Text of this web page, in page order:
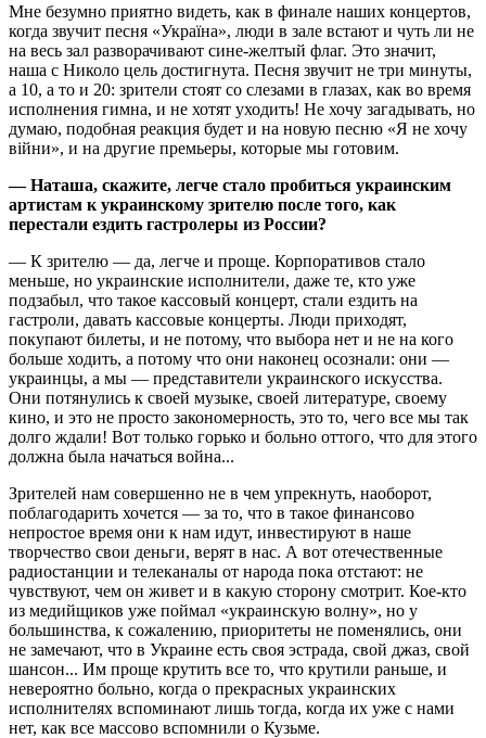
Мне безумно приятно видеть, как в финале наших концертов,
когда звучит песня «Україна», люди в зале встают и чуть ли не
на весь зал разворачивают сине-желтый флаг. Это значит,
наша с Николо цель достигнута. Песня звучит не три минуты,
а 10, а то и 20: зрители стоят со слезами в глазах, как во время
исполнения гимна, и не хотят уходить! Не хочу загадывать, но
думаю, подобная реакция будет и на новую песню «Я не хочу
війни», и на другие премьеры, которые мы готовим.
— Наташа, скажите, легче стало пробиться украинским
артистам к украинскому зрителю после того, как
перестали ездить гастролеры из России?
— К зрителю — да, легче и проще. Корпоративов стало
меньше, но украинские исполнители, даже те, кто уже
подзабыл, что такое кассовый концерт, стали ездить на
гастроли, давать кассовые концерты. Люди приходят,
покупают билеты, и не потому, что выбора нет и не на кого
больше ходить, а потому что они наконец осознали: они —
украинцы, а мы — представители украинского искусства.
Они потянулись к своей музыке, своей литературе, своему
кино, и это не просто закономерность, это то, чего все мы так
долго ждали! Вот только горько и больно оттого, что для этого
должна была начаться война...
Зрителей нам совершенно не в чем упрекнуть, наоборот,
поблагодарить хочется — за то, что в такое финансово
непростое время они к нам идут, инвестируют в наше
творчество свои деньги, верят в нас. А вот отечественные
радиостанции и телеканалы от народа пока отстают: не
чувствуют, чем он живет и в какую сторону смотрит. Кое-кто
из медийщиков уже поймал «украинскую волну», но у
большинства, к сожалению, приоритеты не поменялись, они
не замечают, что в Украине есть своя эстрада, свой джаз, свой
шансон... Им проще крутить все то, что крутили раньше, и
невероятно больно, когда о прекрасных украинских
исполнителях вспоминают лишь тогда, когда их уже с нами
нет, как все массово вспомнили о Кузьме.